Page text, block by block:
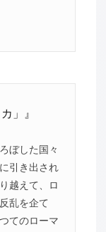
」』
ぼした国々
引き出され
越えて、ロ
乱を企て
てのローマ